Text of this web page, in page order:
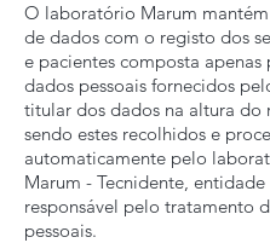
O laboratório Marum
de dados com o registo dos
e pacientes composta apenas
dados pessoais fornecidos
titular dos dados na altura do
sendo estes recolhidos e
automaticamente pelo
Marum - Tecnidente, entidade
responsável pelo tratamento
pessoais.